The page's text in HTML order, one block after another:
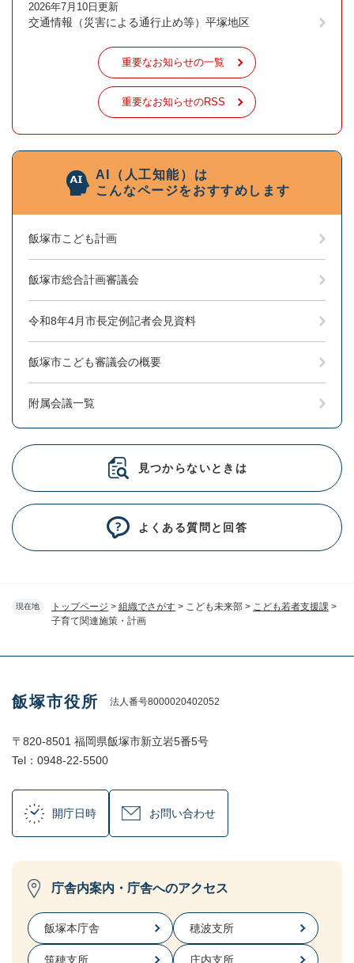
現在地 トップページ > 組織でさがす > こども未来部 > こども若者支援課 >
子育て関連施策・計画
2026年7月10日更新
交通情報（災害による通行止め等）平塚地区
重要なお知らせの一覧
重要なお知らせのRSS
AI（人工知能）は
こんなページをおすすめします
飯塚市こども計画
飯塚市総合計画審議会
令和8年4月市長定例記者会見資料
飯塚市こども審議会の概要
附属会議一覧
見つからないときは
よくある質問と回答
飯塚市役所 法人番号8000020402052
〒820-8501 福岡県飯塚市新立岩5番5号
Tel：0948-22-5500
開庁日時 お問い合わせ
庁舎内案内・庁舎へのアクセス
飯塚本庁舎 穂波支所
筑穂支所 庄内支所